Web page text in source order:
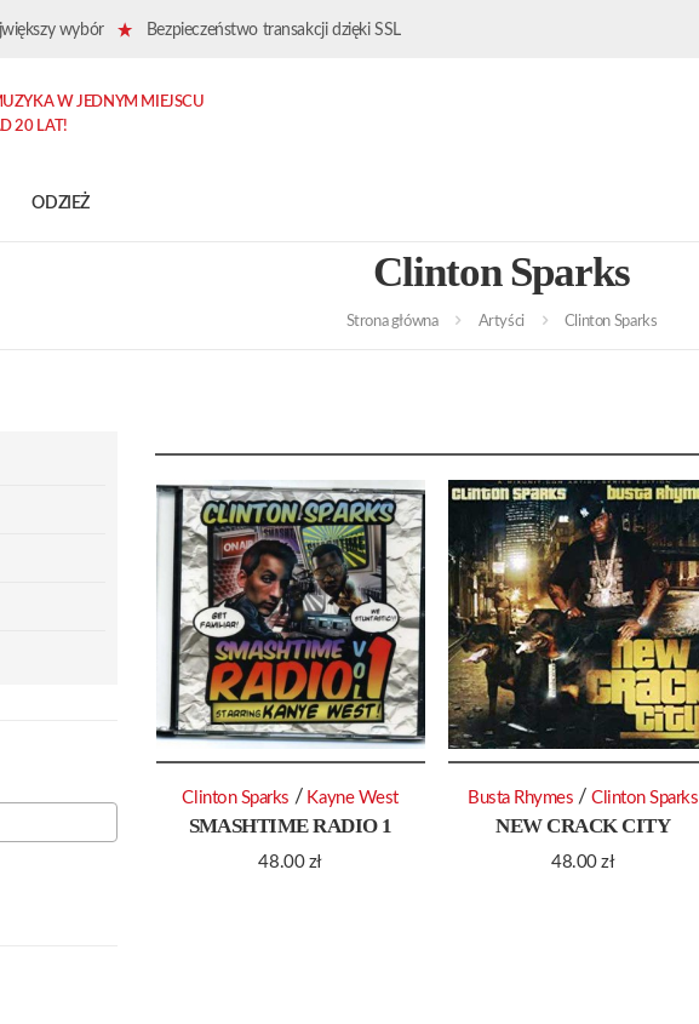
wybór Bezpieczeństwo transakcji dzięki SSL
ODZIEŻ
W JEDNYM MIEJSCU
20 LAT!
Clinton Sparks
Strona główna Artyści Clinton Sparks
SMASHTIME RADIO 1
48.00 zł
Clinton Sparks / Kayne West
NEW CRACK CITY
48.00zł
Busta Rhymes / Clinton Sparks